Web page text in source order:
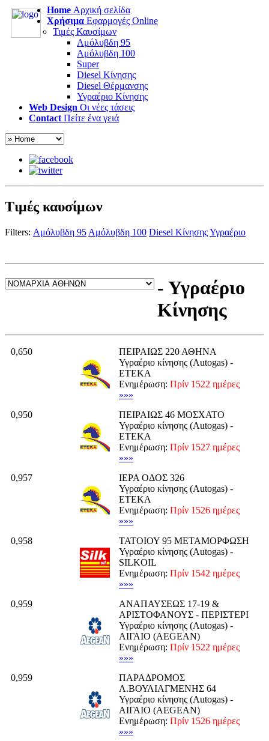
Home Αρχική σελίδα
Χρήσιμα Εφαρμογές Online
Τιμές Καυσίμων
Αμόλυβδη 95
Αμόλυβδη 100
Super
Diesel Κίνησης
Diesel Θέρμανσης
Υγραέριο Κίνησης
Web Design Οι νέες τάσεις
Contact Πείτε ένα γειά
Τιμές καυσίμων
Filters: Αμόλυβδη 95 Αμόλυβδη 100 Diesel ΚίνησηςΥγραέριο
- Υγραέριο
Κίνησης
0,650
ΠΕΙΡΑΙΩΣ 220 ΑΘΗΝΑ
Υγραέριο κίνησης (Autogas) -
ΕΤΕΚΑ
Ενημέρωση: Πρίν 1522 ημέρες
»»»
0,950
ΠΕΙΡΑΙΩΣ 46 ΜΟΣΧΑΤΟ
Υγραέριο κίνησης (Autogas) -
ΕΤΕΚΑ
Ενημέρωση: Πρίν 1527 ημέρες
»»»
0,957
ΙΕΡΑ ΟΔΟΣ 326
Υγραέριο κίνησης (Autogas) -
ΕΤΕΚΑ
Ενημέρωση: Πρίν 1526 ημέρες
»»»
0,958
ΤΑΤΟΙΟΥ 95 ΜΕΤΑΜΟΡΦΩΣΗ
Υγραέριο κίνησης (Autogas) -
SILKOIL
Ενημέρωση: Πρίν 1542 ημέρες
»»»
0,959
ΑΝΑΠΑΥΣΕΩΣ 17-19 &
ΑΡΙΣΤΟΦΑΝΟΥΣ - ΠΕΡΙΣΤΕΡΙ
Υγραέριο κίνησης (Autogas) -
ΑΙΓΑΙΟ (AEGEAN)
Ενημέρωση: Πρίν 1522 ημέρες
»»»
0,959
ΠΑΡΑΔΡΟΜΟΣ
Λ.ΒΟΥΛΙΑΓΜΕΝΗΣ 64
Υγραέριο κίνησης (Autogas) -
ΑΙΓΑΙΟ (AEGEAN)
Ενημέρωση: Πρίν 1526 ημέρες
»»»